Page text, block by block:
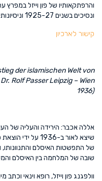
והרפתקאותיו של פון וייזל במפרץ
ונסיכים בשנים 1925-27 וניסיונותיו לגשר את הציונות לעולם הערבי.
קישור לארכיון
der islamischen Welt von
Rolf Passer Leipzig – Wien
1936)
אללה אכבר: הירידה והעליה של
שיצא לאור ב-1936
של התפשטות האיסלם
שובה של המלחמה בין האיסלם
וולפגנג פון וייזל, רופא וינאי